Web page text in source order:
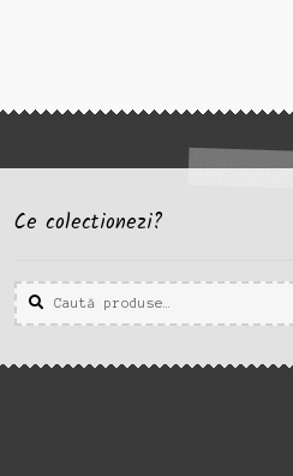
Ce colectionezi?
Caută
după:
Caută